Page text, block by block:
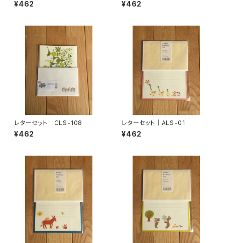
¥462 ¥462
レターセット｜CLS-108
¥462
レターセット｜ALS-01
¥462